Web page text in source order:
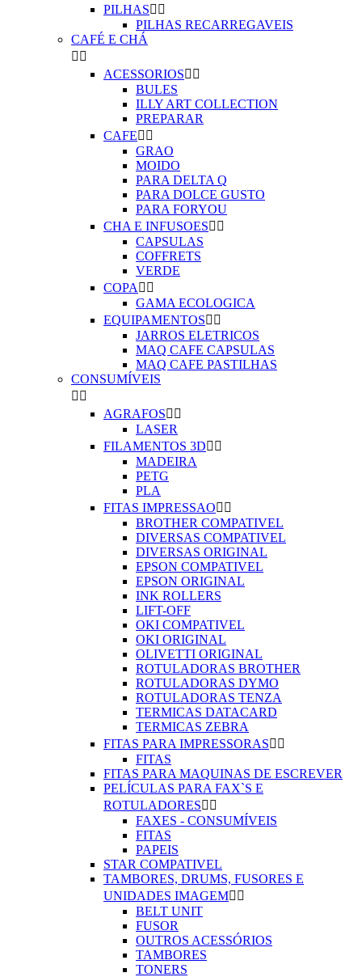
PILHAS 
PILHAS RECARREGAVEIS
CAFÉ E CHÁ
 
ACESSORIOS 
BULES
ILLY ART COLLECTION
PREPARAR
CAFE 
GRAO
MOIDO
PARA DELTA Q
PARA DOLCE GUSTO
PARA FORYOU
CHA E INFUSOES 
CAPSULAS
COFFRETS
VERDE
COPA  
GAMA ECOLOGICA
EQUIPAMENTOS 
JARROS ELETRICOS
MAQ CAFE CAPSULAS
MAQ CAFE PASTILHAS
CONSUMÍVEIS
 
AGRAFOS 
LASER
FILAMENTOS 3D 
MADEIRA
PETG
PLA
FITAS IMPRESSAO 
BROTHER COMPATIVEL
DIVERSAS COMPATIVEL
DIVERSAS ORIGINAL
EPSON COMPATIVEL
EPSON ORIGINAL
INK ROLLERS
LIFT-OFF
OKI COMPATIVEL
OKI ORIGINAL
OLIVETTI ORIGINAL
ROTULADORAS BROTHER
ROTULADORAS DYMO
ROTULADORAS TENZA
TERMICAS DATACARD
TERMICAS ZEBRA
FITAS PARA IMPRESSORAS 
FITAS
FITAS PARA MAQUINAS DE ESCREVER
PELÍCULAS PARA FAX`S E
ROTULADORES 
FAXES - CONSUMÍVEIS
FITAS
PAPEIS
STAR COMPATIVEL
TAMBORES, DRUMS, FUSORES E
UNIDADES IMAGEM 
BELT UNIT
FUSOR
OUTROS ACESSÓRIOS
TAMBORES
TONERS